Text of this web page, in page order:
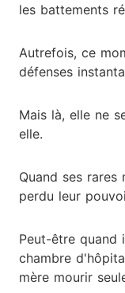
les battements
Autrefois, ce
défenses
Mais là, elle ne
elle.
Quand ses rares
perdu leur
Peut-être quand
chambre
mère mourir